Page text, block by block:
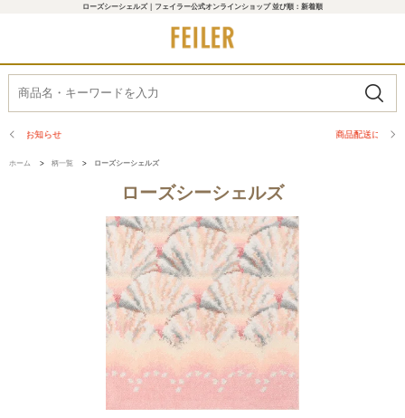
ローズシーシェルズ｜フェイラー公式オンラインショップ 並び順：新着順
ホーム > 柄一覧 > ローズシーシェルズ
ローズシーシェルズ